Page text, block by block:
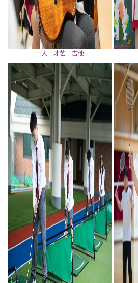
一人一才艺—吉他